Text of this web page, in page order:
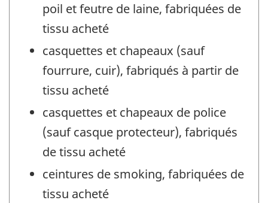
poil et feutre de laine, fabriquées de
tissu acheté
casquettes et chapeaux (sauf
fourrure, cuir), fabriqués à partir de
tissu acheté
casquettes et chapeaux de police
(sauf casque protecteur), fabriqués
de tissu acheté
ceintures de smoking, fabriquées de
tissu acheté